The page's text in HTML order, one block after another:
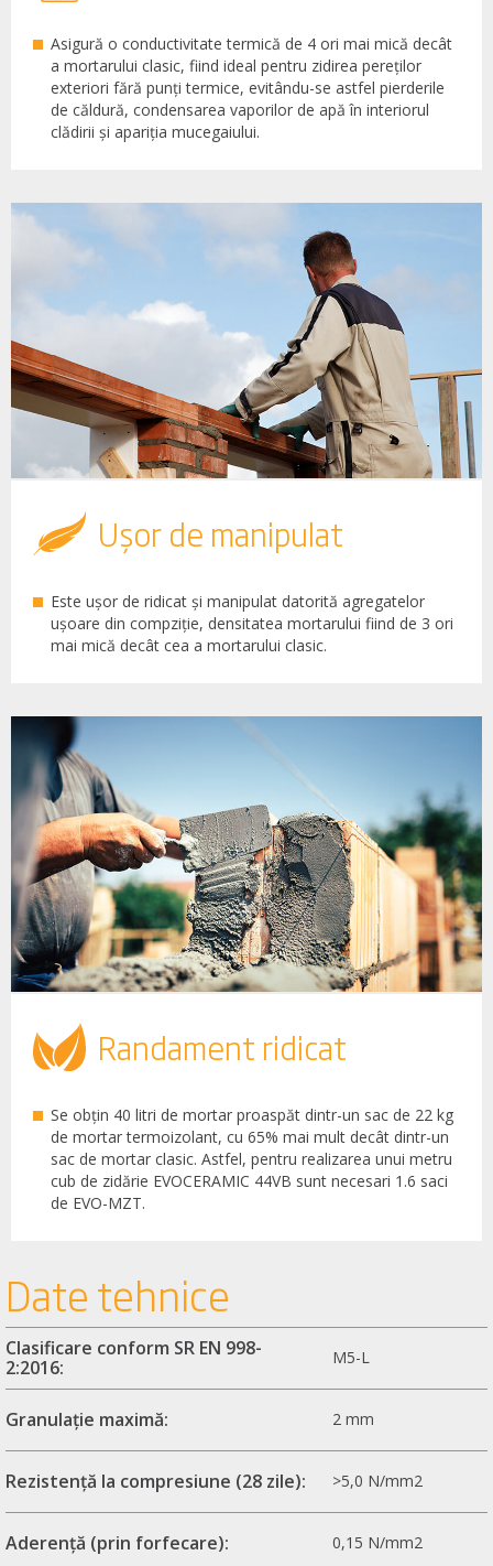
Asigură o conductivitate termică de 4 ori mai mică decât
a mortarului clasic, fiind ideal pentru zidirea pereților
exteriori fără punți termice, evitându-se astfel pierderile
de căldură, condensarea vaporilor de apă în interiorul
clădirii și apariția mucegaiului.
Ușor de manipulat
Este ușor de ridicat și manipulat datorită agregatelor
ușoare din compziție, densitatea mortarului fiind de 3 ori
mai mică decât cea a mortarului clasic.
Randament ridicat
Se obțin 40 litri de mortar proaspăt dintr-un sac de 22 kg
de mortar termoizolant, cu 65% mai mult decât dintr-un
sac de mortar clasic. Astfel, pentru realizarea unui metru
cub de zidărie EVOCERAMIC 44VB sunt necesari 1.6 saci
de EVO-MZT.
Date tehnice
Clasificare conform SR EN 998-
2:2016:
M5-L
Granulație maximă: 2 mm
Rezistență la compresiune (28 zile): >5,0 N/mm2
Aderență (prin forfecare): 0,15 N/mm2